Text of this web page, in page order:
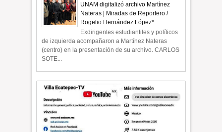
UNAM digitalizó archivo Martínez
Nateras | Miradas de Reportero /
Rogelio Hernández López*
Exdirigentes estudiantiles y políticos
de izquierda acompañaron a Martínez Nateras
(centro) en la presentación de su archivo. CARLOS
SOTE...